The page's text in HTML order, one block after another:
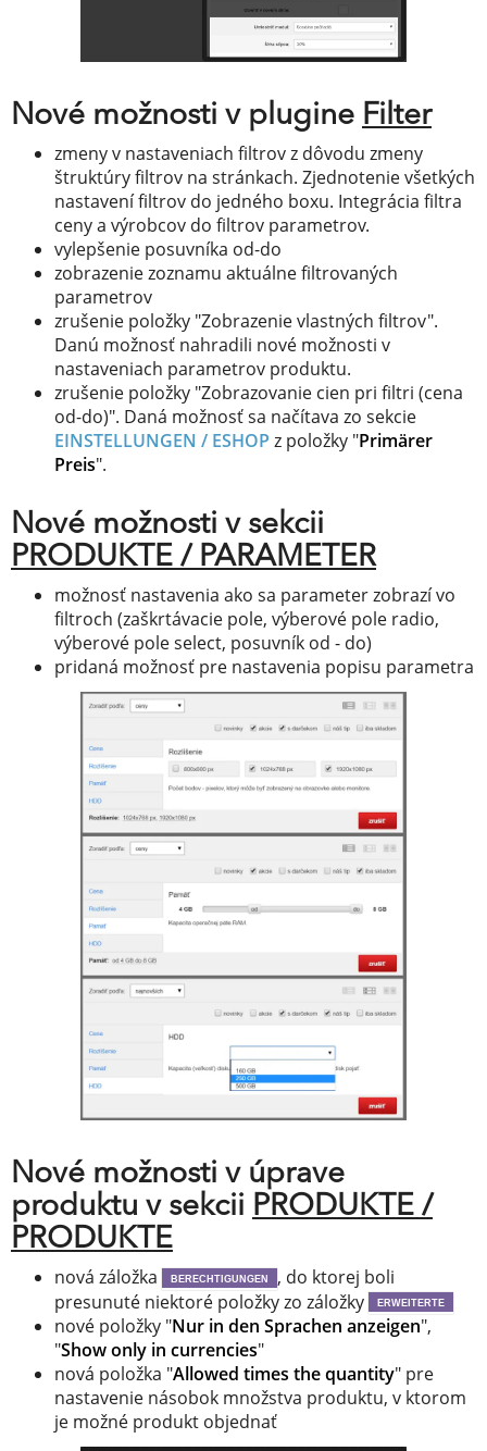
Nové možnosti v plugine Filter
zmeny v nastaveniach filtrov z dôvodu zmeny
štruktúry filtrov na stránkach. Zjednotenie všetkých
nastavení filtrov do jedného boxu. Integrácia filtra
ceny a výrobcov do filtrov parametrov.
vylepšenie posuvníka od-do
zobrazenie zoznamu aktuálne filtrovaných
parametrov
zrušenie položky "Zobrazenie vlastných filtrov".
Danú možnosť nahradili nové možnosti v
nastaveniach parametrov produktu.
zrušenie položky "Zobrazovanie cien pri filtri (cena
od-do)". Daná možnosť sa načítava zo sekcie
EINSTELLUNGEN / ESHOP z položky "Primärer
Preis".
Nové možnosti v sekcii
PRODUKTE / PARAMETER
možnosť nastavenia ako sa parameter zobrazí vo
filtroch (zaškrtávacie pole, výberové pole radio,
výberové pole select, posuvník od - do)
pridaná možnosť pre nastavenia popisu parametra
Nové možnosti v úprave
produktu v sekcii PRODUKTE /
PRODUKTE
nová záložka BERECHTIGUNGEN
, do ktorej boli
presunuté niektoré položky zo záložky
ERWEITERTE
nové položky "Nur in den Sprachen anzeigen",
"Show only in currencies"
nová položka "Allowed times the quantity" pre
nastavenie násobok množstva produktu, v ktorom
je možné produkt objednať